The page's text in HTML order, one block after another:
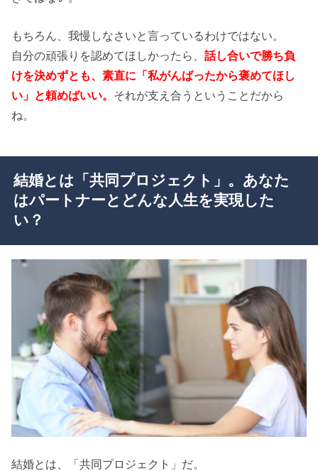
もちろん、我慢しなさいと言っているわけではない。
自分の頑張りを認めてほしかったら、話し合いで勝ち負
けを決めずとも、素直に「私がんばったから褒めてほし
い」と頼めばいい。 それが支え合うということだから
ね。
結婚とは「共同プロジェクト」。あなた
はパートナーとどんな人生を実現した
い？
結婚とは、「共同プロジェクト」だ。